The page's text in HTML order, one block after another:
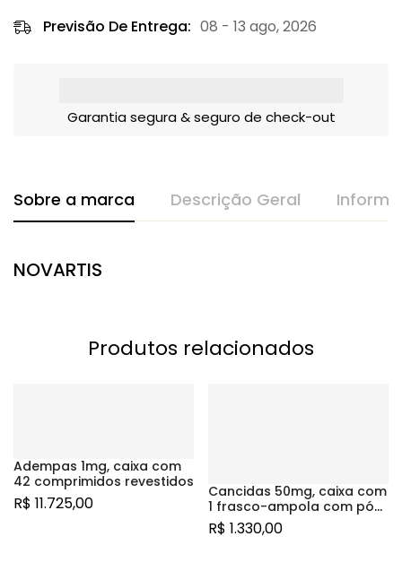
Previsão De Entrega: 08 - 13 ago, 2026
Garantia segura & seguro de check-out
Sobre a marca Descrição Geral
NOVARTIS
Produtos relacionados
Adempas 1mg, caixa com
42 comprimidos revestidos
R$ 11.725,00
Cancidas 50mg, caixa com
1 frasco-ampola com pó
para solução de uso
intravenoso
R$ 1.330,00